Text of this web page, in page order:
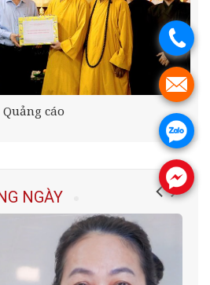
Quảng cáo
NGÀY
.
.
.
.